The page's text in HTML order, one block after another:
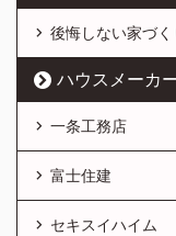
後悔しない家づく
ハウスメーカ
一条工務店
富士住建
セキスイハイム